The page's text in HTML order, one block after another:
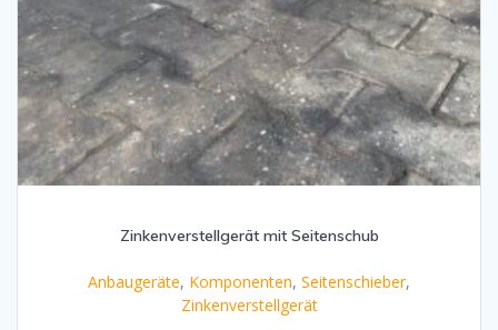
Zinkenverstellgerät mit Seitenschub
Anbaugeräte, Komponenten, Seitenschieber,
Zinkenverstellgerät